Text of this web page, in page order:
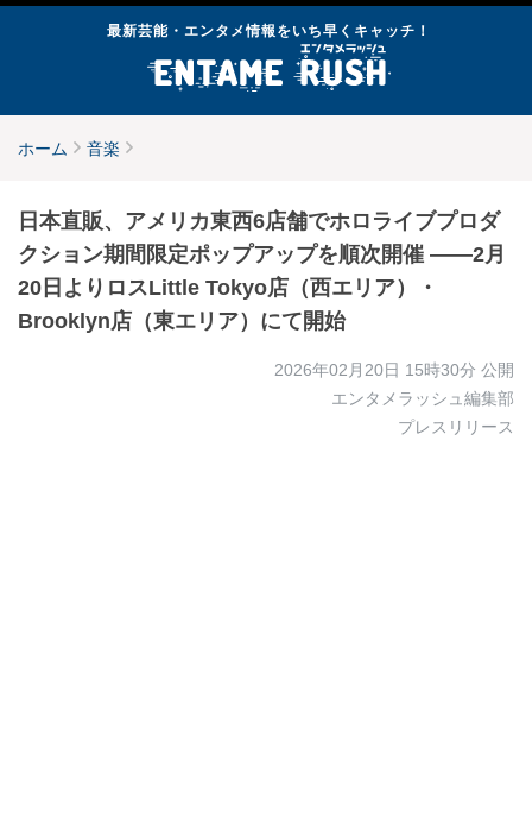
最新芸能・エンタメ情報をいち早くキャッチ！
ホーム 音楽
日本直販、アメリカ東西6店舗でホロライブプロダ
クション期間限定ポップアップを順次開催 ――2月
20日よりロスLittle Tokyo店（西エリア）・
Brooklyn店（東エリア）にて開始
2026年02月20日 15時30分 公開
エンタメラッシュ編集部
プレスリリース